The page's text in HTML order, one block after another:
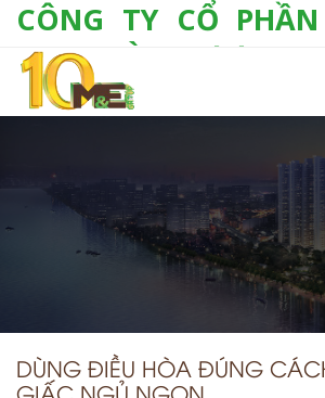
CÔNG TY CỔ
LẠNH VÀ THƯƠNG
Số 10/357 Tam Trinh, P.
Hoàng Mai, TP. Hà Nội
Email: info@megroup.vn
DÙNG ĐIỀU HÒA ĐÚNG
GIẤC NGỦ NGON